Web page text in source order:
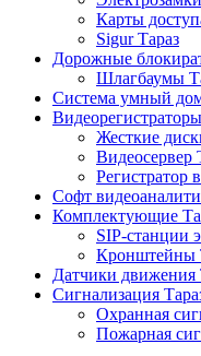
Карты
Sigur Тараз
Дорожные
Шлагбаумы
Система умный
Жесткие
Видеосервер
Регистратор
Софт
Комплектующие
SIP-станции
Кронштейны
Датчики движения
Сигнализация
Охранная
Пожарная